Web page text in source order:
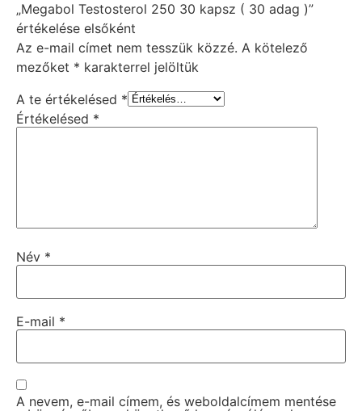
„Megabol Testosterol 250 30 kapsz ( 30 adag )”
értékelése elsőként
Az e-mail címet nem tesszük közzé. A kötelező
mezőket * karakterrel jelöltük
A te értékelésed *
Értékelésed *
Név *
E-mail *
A nevem, e-mail címem, és weboldalcímem mentése